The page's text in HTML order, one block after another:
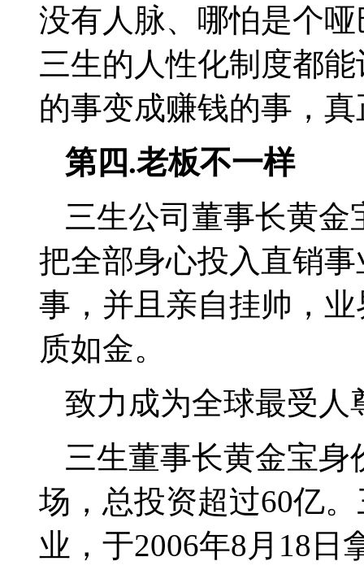
没有人脉、哪怕是个
三生的人性化制度都
的事变成赚钱的事，
第四.老板不一样
三生公司董事长黄
把全部身心投入直销
事，并且亲自挂帅，
质如金。
致力成为全球最受人
三生董事长黄金宝身
场，总投资超过60亿
业，于2006年8 月 18 日